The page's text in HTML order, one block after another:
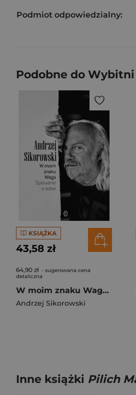
Podmiot odpowiedzialny:
Podobne do
KSIĄŻKA
43,58 zł
64,90 zł - sugerowana cena
detaliczna
W moim znaku Waga. Śpiewanie o sobie
Andrzej Sikorowski
Inne książki Pilich